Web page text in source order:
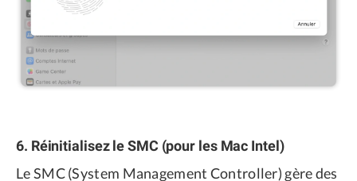
6. Réinitialisez le SMC (pour les Mac Intel)
Le SMC (System Management Controller) gère des